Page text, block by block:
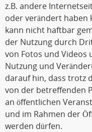
z.B. andere
oder verändert haben
kann nicht haftbar
der Nutzung durch
von Fotos und Videos
Nutzung und
darauf hin, dass trotz
von der betreffenden
an öffentlichen
und im Rahmen der
werden dürfen.